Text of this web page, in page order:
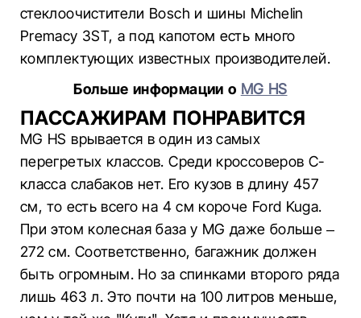
стеклоочистители Bosch и шины Michelin
Premacy 3ST, а под капотом есть много
комплектующих известных производителей.
Больше информации о MG HS
ПАССАЖИРАМ ПОНРАВИТСЯ
MG HS врывается в один из самых
перегретых классов. Среди кроссоверов С-
класса слабаков нет. Его кузов в длину 457
см, то есть всего на 4 см короче Ford Kuga.
При этом колесная база у MG даже больше –
272 см. Соответственно, багажник должен
быть огромным. Но за спинками второго ряда
лишь 463 л. Это почти на 100 литров меньше,